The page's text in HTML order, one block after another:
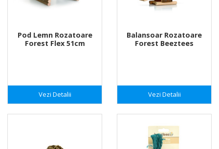
Pod Lemn Rozatoare
Forest Flex 51cm
Vezi Detalii
Balansoar Rozatoare
Forest Beeztees
Vezi Detalii